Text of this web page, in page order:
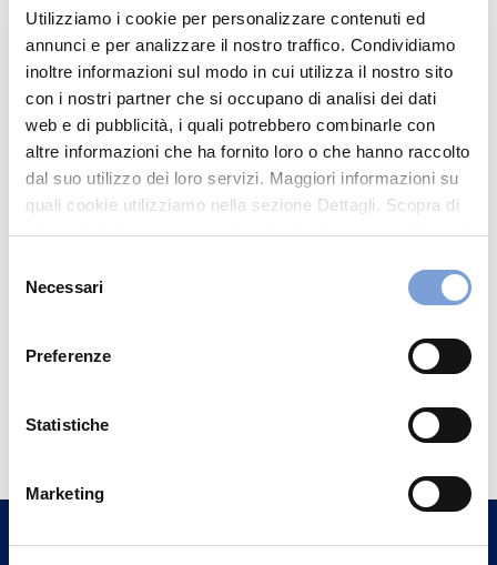
Utilizziamo i cookie per personalizzare contenuti ed
annunci e per analizzare il nostro traffico. Condividiamo
inoltre informazioni sul modo in cui utilizza il nostro sito
con i nostri partner che si occupano di analisi dei dati
web e di pubblicità, i quali potrebbero combinarle con
altre informazioni che ha fornito loro o che hanno raccolto
dal suo utilizzo dei loro servizi. Maggiori informazioni su
quali cookie utilizziamo nella sezione Dettagli. Scopra di
più su chi siamo, come può contattarci e come trattiamo i
può trovare nel footer del sito nella sezione "Informativa
delNecessari
Preferenze
Statistiche
Marketing
0932965731
INFO@DINOTOEGURRIERI.IT
Chiama ora
Hai bisogno di
Trova l'Agenzia più vicina a te e parla con